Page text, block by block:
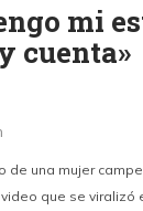
mi
cuenta»
de una mujer
que se viralizó